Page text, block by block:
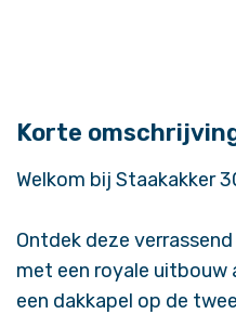
Korte
Welkom bij Staakakker
Ontdek deze
met een royale uitbouw
een dakkapel op de